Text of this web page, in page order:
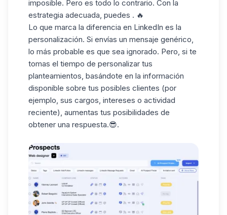
imposible. Pero es todo lo contrario. Con la
estrategia adecuada, puedes . 🔥
Lo que marca la diferencia en LinkedIn es la
personalización. Si envías un mensaje genérico,
lo más probable es que sea ignorado. Pero, si te
tomas el tiempo de personalizar tus
planteamientos, basándote en la información
disponible sobre tus posibles clientes (por
ejemplo, sus cargos, intereses o actividad
reciente), aumentas tus posibilidades de
obtener una respuesta.😎.